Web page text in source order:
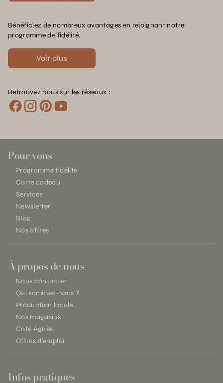
Bénéficiez de nombreux avantages en rejoignant notre
programme de fidélité.
Voir plus
Retrouvez nous sur les réseaux :
Pour vous
Programme fidélité
Carte cadeau
Services
Newsletter
Blog
Nos offres
À propos de nous
Nous contacter
Qui sommes-nous ?
Production locale
Nos magasins
Café Agnès
Offres d'emploi
Infos pratiques